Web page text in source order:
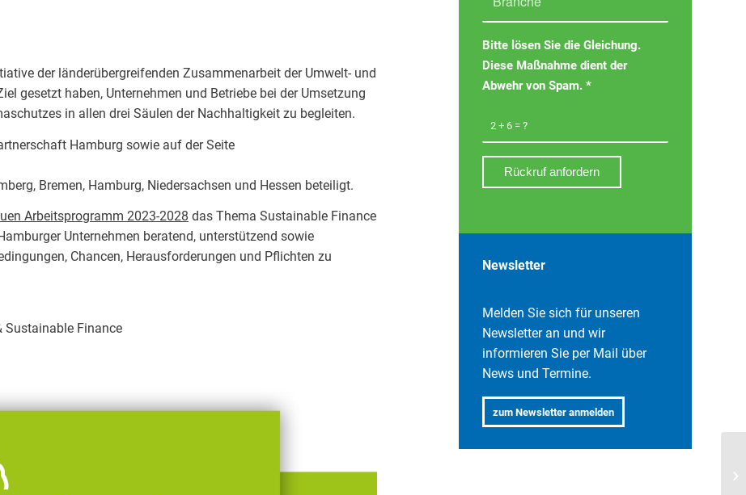
der länderübergreifenden Zusammenarbeit der Umwelt- und
gesetzt haben, Unternehmen und Betriebe bei der Umsetzung
in allen drei Säulen der Nachhaltigkeit zu begleiten.
Hamburg sowie auf der Seite
Bremen, Hamburg, Niedersachsen und Hessen beteiligt.
Arbeitsprogramm 2023-2028 das Thema Sustainable Finance
Unternehmen beratend, unterstützend sowie
Chancen, Herausforderungen und Pflichten zu
Sustainable Finance
2 + 6 = ?
Bitte lösen Sie die Gleichung.
Diese Maßnahme dient der
Abwehr von Spam. *
Newsletter
Melden Sie sich für unseren
Newsletter an und wir
informieren Sie per Mail über
News und Termine.
zum Newsletter anmelden